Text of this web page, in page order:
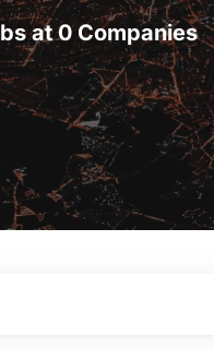
at 0 Companies